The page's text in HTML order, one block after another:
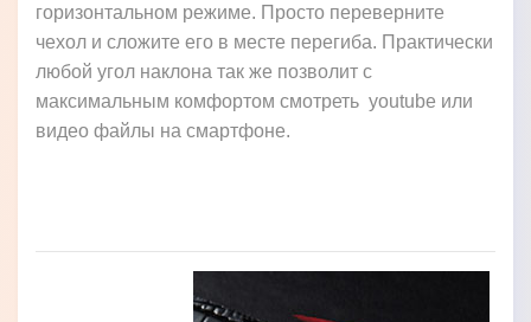
горизонтальном режиме. Просто переверните
чехол и сложите его в месте перегиба. Практически
любой угол наклона так же позволит с
максимальным комфортом смотреть youtube или
видео файлы на смартфоне.